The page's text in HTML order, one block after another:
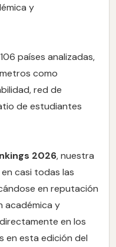
y
países analizadas,
como
red de
de estudiantes
2026, nuestra
casi todas las
en reputación
académica y
en los
en esta edición del